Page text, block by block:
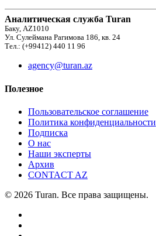
Аналитическая служба Turan
Баку, AZ1010
Ул. Сулеймана Рагимова 186, кв. 24
Тел.: (+99412) 440 11 96
agency@turan.az
Полезное
Пользовательское соглашение
Политика конфиденциальности
Подписка
О нас
Наши эксперты
Архив
CONTACT AZ
© 2026 Turan. Все права защищены.